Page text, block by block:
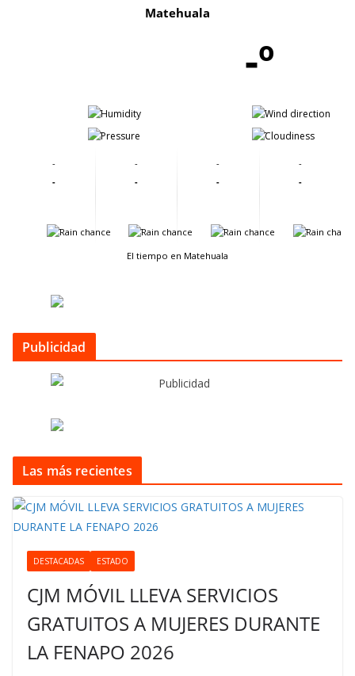
Matehuala
-º
-
-
-
-
-
-
-
-
-
-
-
-
-
-
-
-
El tiempo en Matehuala
Publicidad
Las más recientes
DESTACADAS ESTADO
CJM MÓVIL LLEVA SERVICIOS
GRATUITOS A MUJERES DURANTE
LA FENAPO 2026